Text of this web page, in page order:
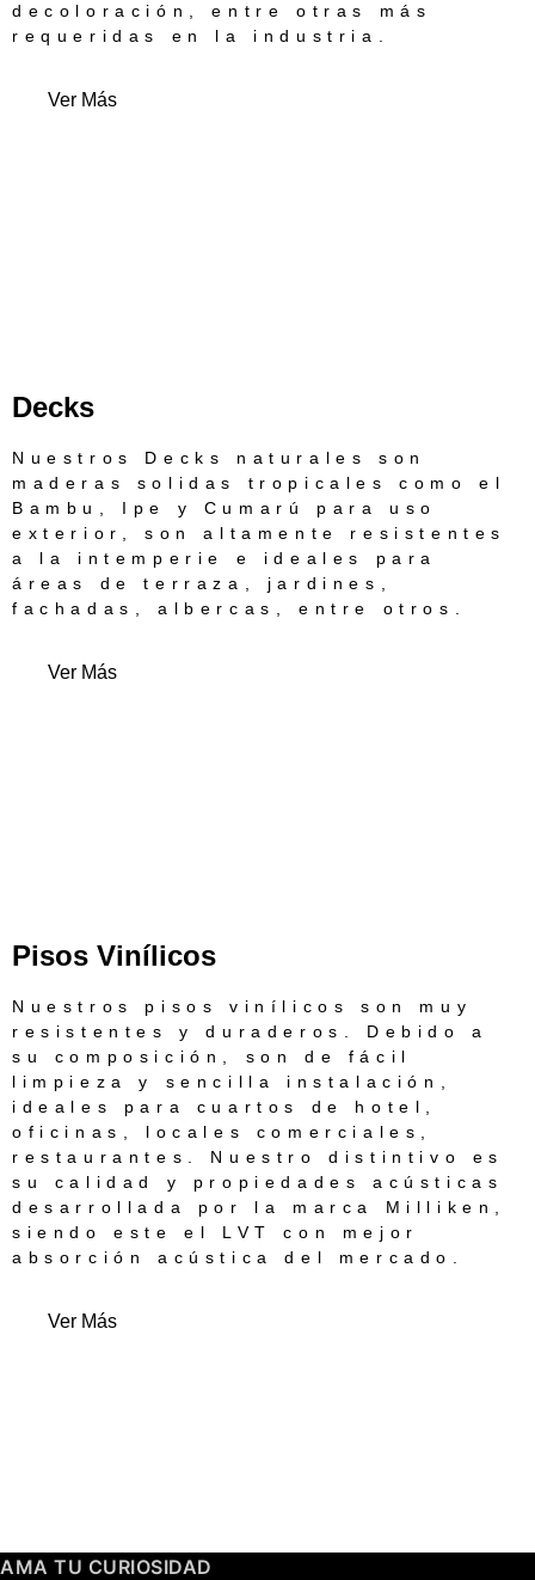
decoloración, entre otras más
requeridas en la industria.
Ver Más
Decks
Nuestros Decks naturales son
maderas solidas tropicales como el
Bambu, Ipe y Cumarú para uso
exterior, son altamente resistentes
a la intemperie e ideales para
áreas de terraza, jardines,
fachadas, albercas, entre otros.
Ver Más
Pisos Vinílicos
Nuestros pisos vinílicos son muy
resistentes y duraderos. Debido a
su composición, son de fácil
limpieza y sencilla instalación,
ideales para cuartos de hotel,
oficinas, locales comerciales,
restaurantes. Nuestro distintivo es
su calidad y propiedades acústicas
desarrollada por la marca Milliken,
siendo este el LVT con mejor
absorción acústica del mercado.
Ver Más
AMA TU CURIOSIDAD